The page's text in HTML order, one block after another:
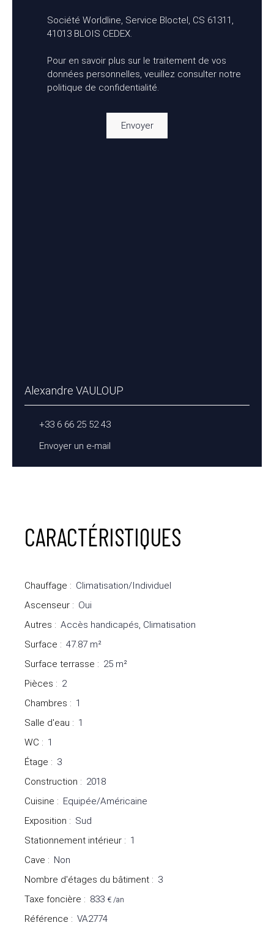
Société Worldline, Service Bloctel, CS 61311,
41013 BLOIS CEDEX.
Pour en savoir plus sur le traitement de vos
données personnelles, veuillez consulter notre
politique de confidentialité.
Envoyer
Alexandre VAULOUP
+33 6 66 25 52 43
Envoyer un e-mail
CARACTÉRISTIQUES
Chauffage : Climatisation/Individuel
Ascenseur : Oui
Autres : Accès handicapés, Climatisation
Surface : 47.87 m²
Surface terrasse : 25 m²
Pièces : 2
Chambres : 1
Salle d'eau : 1
WC : 1
Étage : 3
Construction : 2018
Cuisine : Equipée/Américaine
Exposition : Sud
Stationnement intérieur : 1
Cave : Non
Nombre d'étages du bâtiment : 3
Taxe foncière : 833 € /an
Référence : VA2774